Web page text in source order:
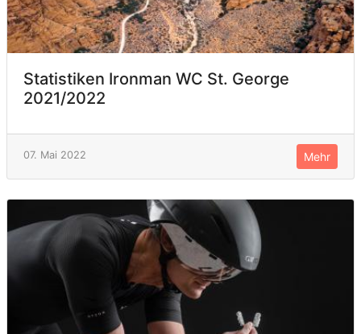
Statistiken Ironman WC St. George
2021/2022
07. Mai 2022 Mehr